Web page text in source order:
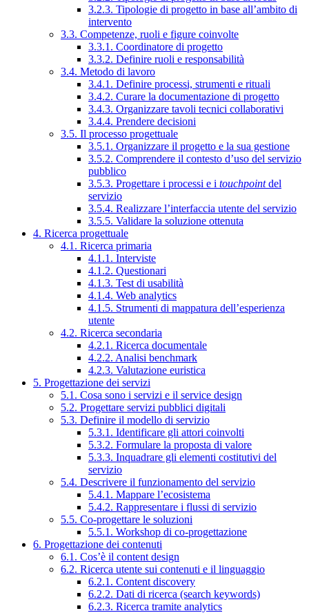
3.2.3. Tipologie di progetto in base all’ambito di
intervento
3.3. Competenze, ruoli e figure coinvolte
3.3.1. Coordinatore di progetto
3.3.2. Definire ruoli e responsabilità
3.4. Metodo di lavoro
3.4.1. Definire processi, strumenti e rituali
3.4.2. Curare la documentazione di progetto
3.4.3. Organizzare tavoli tecnici collaborativi
3.4.4. Prendere decisioni
3.5. Il processo progettuale
3.5.1. Organizzare il progetto e la sua gestione
3.5.2. Comprendere il contesto d’uso del servizio
pubblico
3.5.3. Progettare i processi e i touchpointdel
servizio
3.5.4. Realizzare l’interfaccia utente del servizio
3.5.5. Validare la soluzione ottenuta
4. Ricerca progettuale
4.1. Ricerca primaria
4.1.1. Interviste
4.1.2. Questionari
4.1.3. Test di usabilità
4.1.4. Web analytics
4.1.5. Strumenti di mappatura dell’esperienza
utente
4.2. Ricerca secondaria
4.2.1. Ricerca documentale
4.2.2. Analisi benchmark
4.2.3. Valutazione euristica
5. Progettazione dei servizi
5.1. Cosa sono i servizi e il service design
5.2. Progettare servizi pubblici digitali
5.3. Definire il modello di servizio
5.3.1. Identificare gli attori coinvolti
5.3.2. Formulare la proposta di valore
5.3.3. Inquadrare gli elementi costitutivi del
servizio
5.4. Descrivere il funzionamento del servizio
5.4.1. Mappare l’ecosistema
5.4.2. Rappresentare i flussi di servizio
5.5. Co-progettare le soluzioni
5.5.1. Workshop di co-progettazione
6. Progettazione dei contenuti
6.1. Cos’è il content design
6.2. Ricerca utente sui contenuti e il linguaggio
6.2.1. Content discovery
6.2.2. Dati di ricerca (search keywords)
6.2.3. Ricerca tramite analytics